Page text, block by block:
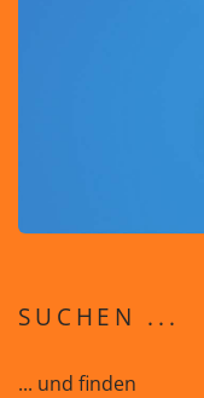
SUCHEN ...
... und finden